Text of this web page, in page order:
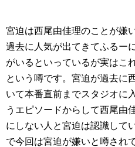
宮迫は西尾由佳理のことが嫌
過去に人気が出てきてふるー
がいるといっているが実はこ
という噂です。宮迫が過去に
いて本番直前までスタジオに
うエピソードからして西尾由
にしない人と宮迫は認識して
で今回は宮迫が嫌いと噂され